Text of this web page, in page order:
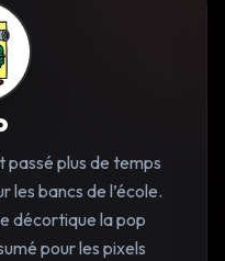
passé plus de temps
les bancs de l’école.
décortique la pop
pour les pixels